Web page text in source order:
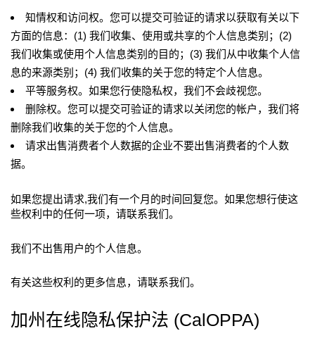
知情权和访问权。您可以提交可验证的请求以获取有关以下
方面的信息：(1) 我们收集、使用或共享的个人信息类别；(2)
我们收集或使用个人信息类别的目的；(3) 我们从中收集个人信
息的来源类别；(4) 我们收集的关于您的特定个人信息。
平等服务权。如果您行使隐私权，我们不会歧视您。
删除权。您可以提交可验证的请求以关闭您的帐户，我们将
删除我们收集的关于您的个人信息。
请求出售消费者个人数据的企业不要出售消费者的个人数
据。
如果您提出请求,我们有一个月的时间回复您。如果您想行使这
些权利中的任何一项，请联系我们。
我们不出售用户的个人信息。
有关这些权利的更多信息，请联系我们。
加州在线隐私保护法 (CalOPPA)